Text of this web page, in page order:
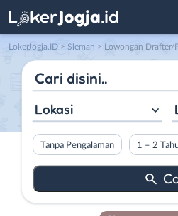
LokerJogja.ID > Sleman > Lowongan Drafter/
Lokasi
Tanpa Pengalaman 1 – 2